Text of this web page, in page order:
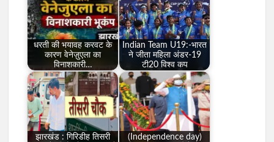
धरती की भयावह करवट के
कारण वेनेज़ुएला का
विनाशकारी…
Indian Team U19:-भारत
ने जीता महिला अंडर-19
टी20 विश्व कप
झारखंड : गिरिडीह तिसरी
(Independence day)